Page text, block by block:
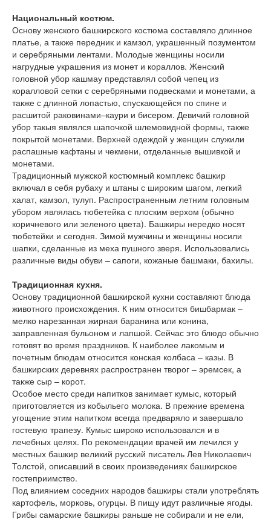
Национальный костюм.
Основу женского башкирского костюма составляло длинное
платье, а также передник и камзол, украшенный позументом
и серебряными лентами. Молодые женщины носили
нагрудные украшения из монет и кораллов. Женский
головной убор кашмау представлял собой чепец из
коралловой сетки с серебряными подвесками и монетами, а
также с длинной лопастью, спускающейся по спине и
расшитой раковинами–каури и бисером. Девичий головной
убор такыя являлся шапочкой шлемовидной формы, также
покрытой монетами. Верхней одеждой у женщин служили
распашные кафтаны и чекмени, отделанные вышивкой и
монетами.
Традиционный мужской костюмный комплекс башкир
включал в себя рубаху и штаны с широким шагом, легкий
халат, камзол, тулуп. Распространенным летним головным
убором являлась тюбетейка с плоским верхом (обычно
коричневого или зеленого цвета). Башкиры нередко носят
тюбетейки и сегодня. Зимой мужчины и женщины носили
шапки, сделанные из меха пушного зверя. Использовались
различные виды обуви – сапоги, кожаные башмаки, бахилы.
Традиционная кухня.
Основу традиционной башкирской кухни составляют блюда
животного происхождения. К ним относится бишбармак –
мелко нарезанная жирная баранина или конина,
заправленная бульоном и лапшой. Сейчас это блюдо обычно
готовят во время праздников. К наиболее лакомым и
почетным блюдам относится конская колбаса – казы. В
башкирских деревнях распространен творог – эремсек, а
также сыр – корот.
Особое место среди напитков занимает кумыс, который
приготовляется из кобыльего молока. В прежние времена
угощение этим напитком всегда предваряло и завершало
гостевую трапезу. Кумыс широко использовался и в
лечебных целях. По рекомендации врачей им лечился у
местных башкир великий русский писатель Лев Николаевич
Толстой, описавший в своих произведениях башкирское
гостеприимство.
Под влиянием соседних народов башкиры стали употреблять
картофель, морковь, огурцы. В пищу идут различные ягоды.
Грибы самарские башкиры раньше не собирали и не ели,